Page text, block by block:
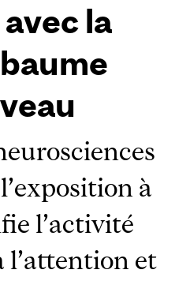
la
à
l’activité
l’attention et